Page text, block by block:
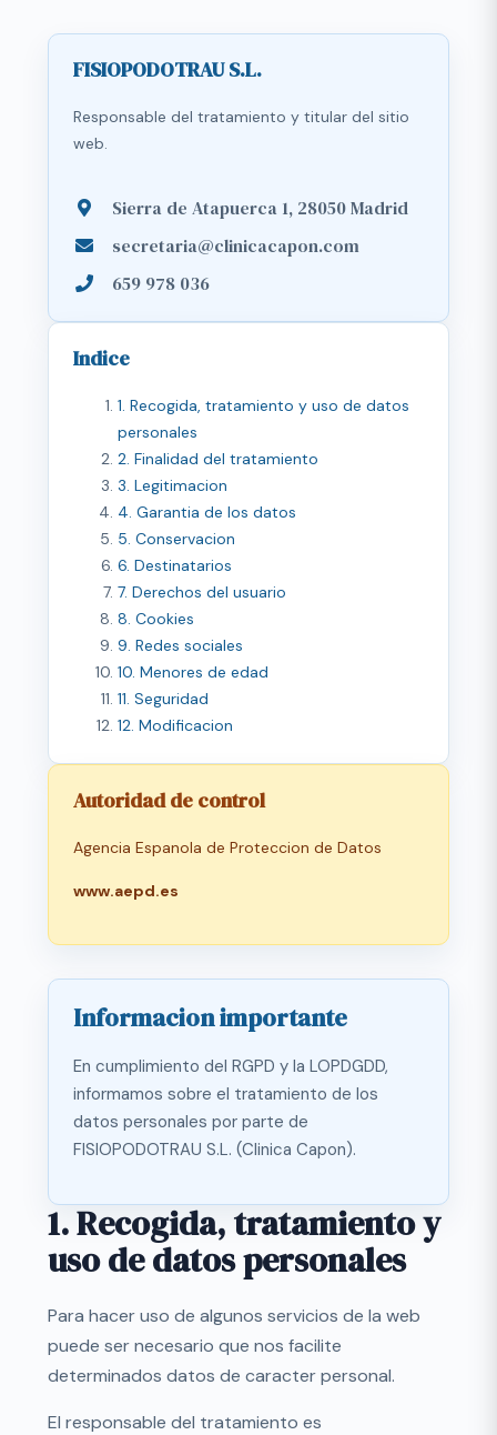
FISIOPODOTRAU S.L.
Responsable del tratamiento y titular del sitio
web.
Sierra de Atapuerca 1, 28050 Madrid
secretaria@clinicacapon.com
659 978 036
Indice
1. Recogida, tratamiento y uso de datos
personales
2. Finalidad del tratamiento
3. Legitimacion
4. Garantia de los datos
5. Conservacion
6. Destinatarios
7. Derechos del usuario
8. Cookies
9. Redes sociales
10. Menores de edad
11. Seguridad
12. Modificacion
Autoridad de control
Agencia Espanola de Proteccion de Datos
www.aepd.es
Informacion importante
En cumplimiento del RGPD y la LOPDGDD,
informamos sobre el tratamiento de los
datos personales por parte de
FISIOPODOTRAU S.L. (Clinica Capon).
1. Recogida, tratamiento y
uso de datos personales
Para hacer uso de algunos servicios de la web
puede ser necesario que nos facilite
determinados datos de caracter personal.
El responsable del tratamiento es